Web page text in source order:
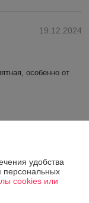
19.12.2024
особенно от
удобства
персональных
cookies или